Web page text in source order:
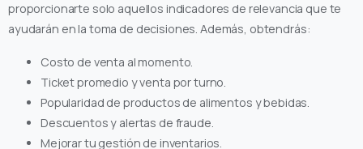
proporcionarte solo aquellos indicadores de relevancia que te
ayudarán en la toma de decisiones. Además, obtendrás:
Costo de venta al momento.
Ticket promedio y venta por turno.
Popularidad de productos de alimentos y bebidas.
Descuentos y alertas de fraude.
Mejorar tu gestión de inventarios.